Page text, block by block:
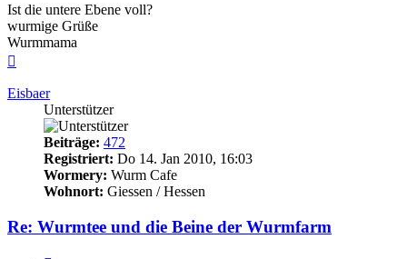
Ist die untere Ebene voll?
wurmige Grüße
Wurmmama
Eisbaer
Unterstützer
Beiträge: 472
Registriert: Do 14. Jan 2010, 16:03
Wormery: Wurm Cafe
Wohnort: Giessen / Hessen
Re: Wurmtee und die Beine der Wurmfarm